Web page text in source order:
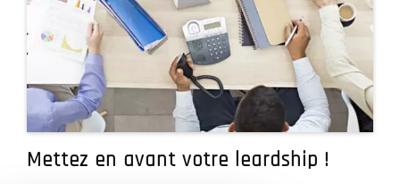
Mettez en avant votre leardship !